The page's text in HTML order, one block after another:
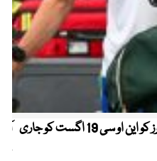
کیریبین پریمیئر لیگ ، قومی کرکٹرز کو این او سی 19 اگست کو جاری